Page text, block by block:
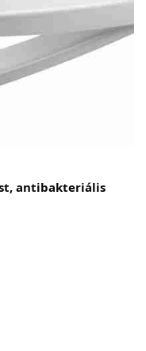
antibakteriális